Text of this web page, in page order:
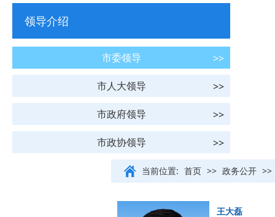
领导介绍
市委领导
市人大领导
市政府领导
市政协领导
当前位置: 首页 >> 政务公开 >>
王大磊